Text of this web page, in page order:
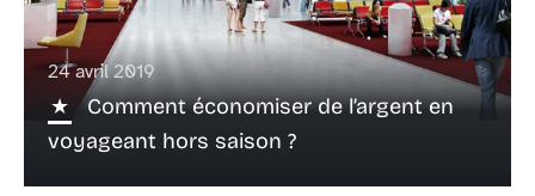
24 avril 2019
Comment économiser de l’argent en
voyageant hors saison ?